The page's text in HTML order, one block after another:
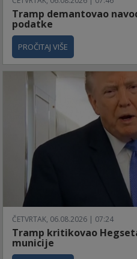
Tramp demantovao
podatke
PROČITAJ VIŠE
ČETVRTAK, 06.08.2026 | 07:24
Tramp kritikovao
municije